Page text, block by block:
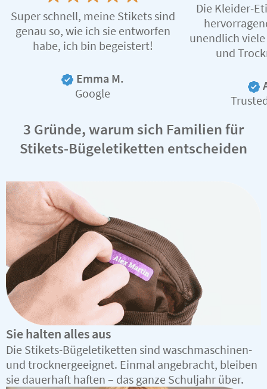
Super schnell, meine Stikets sind
genau so, wie ich sie entworfen
habe, ich bin begeistert!
Emma M.
Google
Die Kleider-
unendlich
und
3 Gründe, warum sich Familien für
Stikets-Bügeletiketten entscheiden
Sie halten alles aus
Die Stikets-Bügeletiketten sind waschmaschinen-
und trocknergeeignet. Einmal angebracht, bleiben
sie dauerhaft haften – das ganze Schuljahr über.